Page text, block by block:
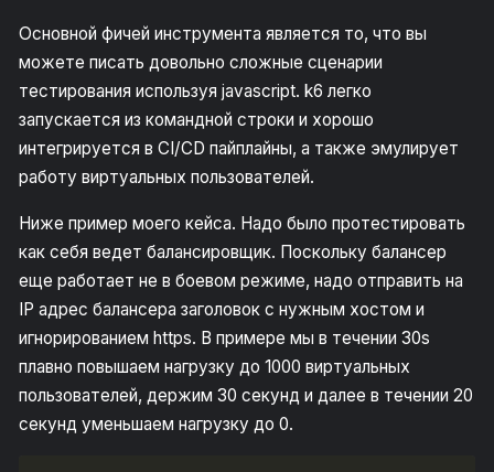
Основной фичей инструмента является то, что вы
можете писать довольно сложные сценарии
тестирования используя javascript. k6 легко
запускается из командной строки и хорошо
интегрируется в CI/CD пайплайны, а также эмулирует
работу виртуальных пользователей.
Ниже пример моего кейса. Надо было протестировать
как себя ведет балансировщик. Поскольку балансер
еще работает не в боевом режиме, надо отправить на
IP адрес балансера заголовок с нужным хостом и
игнорированием https. В примере мы в течении 30s
плавно повышаем нагрузку до 1000 виртуальных
пользователей, держим 30 секунд и далее в течении 20
секунд уменьшаем нагрузку до 0.